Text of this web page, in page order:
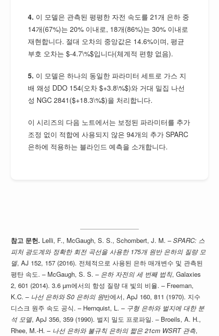
4. 이 모델은 관측된 평평한 자전 속도를 21개 은하 중
14개(67%)는 20% 이내로, 18개(86%)는 30% 이내로
재현합니다. 절대 오차의 중앙값은 14.6%이며, 평균
부호 오차는 $-4.7\%$입니다(체계적 편향 없음).
5. 이 모델은 하나의 동일한 파라미터 세트로 가스 지
배 왜성 DDO 154(오차 $+3.8\%$)와 거대 밀집 나선
성 NGC 2841($+18.3\%$)을 처리합니다.
이 시리즈의 다음 노트에서는 보정된 파라미터를 추가
조정 없이 적합에 사용되지 않은 94개의 추가 SPARC
은하에 적용하는 블라인드 예측을 소개합니다.
참고 문헌. Lelli, F., McGaugh, S. S., Schombert, J. M. –SPARC: 스
피처 광도계와 정확한 회전 곡선을 사용한 175개 원반 은하의 질량 모
델, AJ 152, 157 (2016). 전체적으로 사용된 은하 매개변수 및 관측된
평탄 속도. – McGaugh, S. S. – 은하 자전의 세 번째 법칙, Galaxies
2, 601 (2014). 3.6 µm에서의 항성 질량 대 빛의 비율. – Freeman,
K.C. – 나선 은하와 S0 은하의 원반에서, ApJ 160, 811 (1970). 지수
디스크 원주 속도 공식. – Hernquist, L. – 구형 은하와 벌지에 대한 분
석 모델, ApJ 356, 359 (1990). 벌지 밀도 프로파일. – Broeils, A. H.,
Rhee, M.-H. – 나선 은하와 불규칙 은하의 짧은 21cm WSRT 관측,